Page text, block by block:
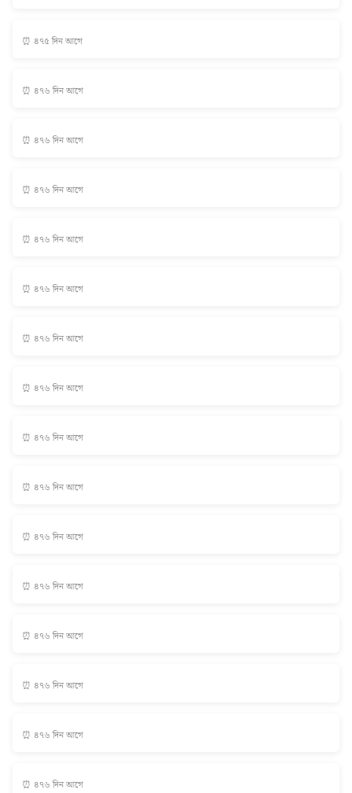
⏰ ৪৭৫ দিন আগে
⏰ ৪৭৬ দিন আগে
⏰ ৪৭৬ দিন আগে
⏰ ৪৭৬ দিন আগে
⏰ ৪৭৬ দিন আগে
⏰ ৪৭৬ দিন আগে
⏰ ৪৭৬ দিন আগে
⏰ ৪৭৬ দিন আগে
⏰ ৪৭৬ দিন আগে
⏰ ৪৭৬ দিন আগে
⏰ ৪৭৬ দিন আগে
⏰ ৪৭৬ দিন আগে
⏰ ৪৭৬ দিন আগে
⏰ ৪৭৬ দিন আগে
⏰ ৪৭৬ দিন আগে
⏰ ৪৭৬ দিন আগে